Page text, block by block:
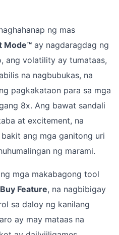
ng mas
Mode™ ay nagdaragdag ng
ang volatility ay tumataas,
na nagbubukas, na
pagkakataon para sa mga
8x. Ang bawat sandali
at excitement, na
ang mga ganitong uri
ng marami.
mga makabagong tool
Buy Feature, na nagbibigay
sa daloy ng kanilang
ay may mataas na